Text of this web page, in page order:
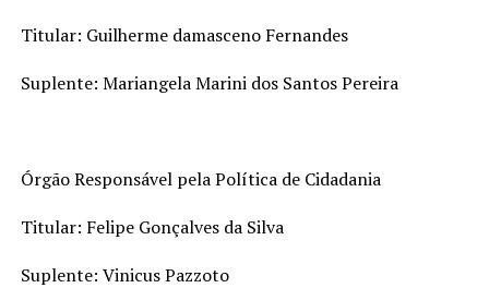
Titular: Guilherme damasceno Fernandes
Suplente: Mariangela Marini dos Santos Pereira
Órgão Responsável pela Política de Cidadania
Titular: Felipe Gonçalves da Silva
Suplente: Vinicus Pazzoto